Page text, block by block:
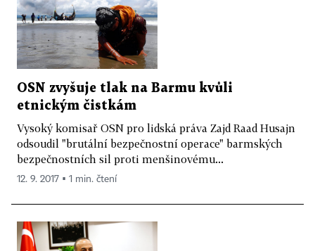
OSN zvyšuje tlak na Barmu kvůli
etnickým čistkám
Vysoký komisař OSN pro lidská práva Zajd Raad Husajn
odsoudil "brutální bezpečnostní operace" barmských
bezpečnostních sil proti menšinovému...
12. 9. 2017 ▪ 1 min. čtení